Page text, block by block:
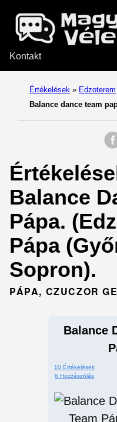
Kontakt
Értékelések » Edzoterem
Balance dance team
Balance
Pápa.
Pápa
Sopron).
PÁPA, CZUCZOR
Balance
10 Értékelések
6 Hozzászólás